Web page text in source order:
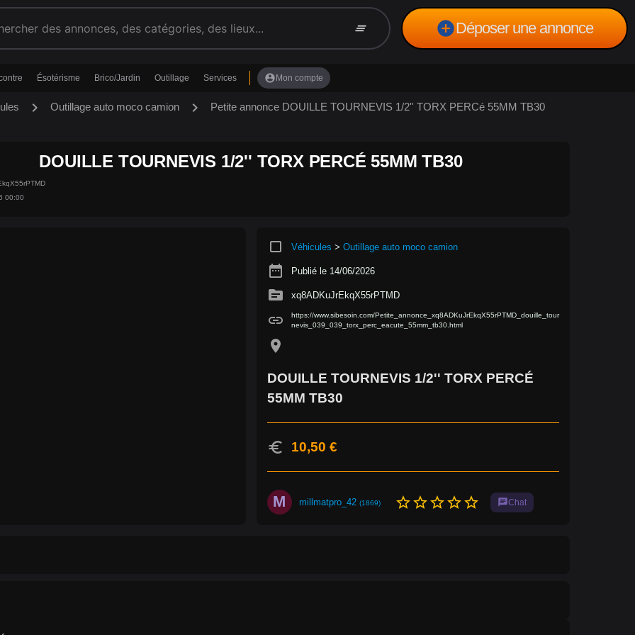
clear_all add_circleDéposer une annonce
Ésotérisme Brico/Jardin Outillage Services account_circle Mon compte
chevron_right Outillage auto moco camion chevron_right Petite annonce DOUILLE TOURNEVIS 1/2'' TORX PERCé 55MM TB30
DOUILLE TOURNEVIS 1/2'' TORX PERCÉ 55MM TB30
00:00
crop_square Véhicules > Outillage auto moco camion
date_range Publié le 14/06/2026
source xq8ADKuJrEkqX55rPTMD
link
https://www.sibesoin.com/Petite_annonce_xq8ADKuJrEkqX55rPTMD_douille_tour
nevis_039_039_torx_perc_eacute_55mm_tb30.html
location_on
DOUILLE TOURNEVIS 1/2'' TORX PERCÉ
55MM TB30
euro 10,50 €
M millmatpro_42 (1869) star_borderstar_borderstar_borderstar_borderstar_border chatChat